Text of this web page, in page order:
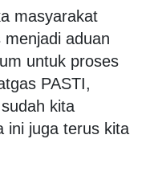
masyarakat
aduan
untuk proses
PASTI,
kita
ini juga terus kita